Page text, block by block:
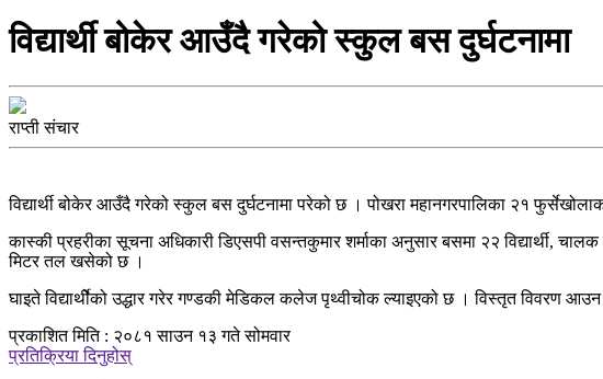
विद्यार्थी बोकेर आउँदै गरेको स्कुल बस दुर्घटनामा
राप्ती संचार
विद्यार्थी बोकेर आउँदै गरेको स्कुल बस दुर्घटनामा परेको छ । पोखरा महानगरपालिका २१
कास्की प्रहरीका सूचना अधिकारी डिएसपी वसन्तकुमार शर्माका अनुसार बसमा २२ विद्यार्थी,
मिटर तल खसेको छ ।
घाइते विद्यार्थीेको उद्धार गरेर गण्डकी मेडिकल कलेज पृथ्वीचोक ल्याइएको छ । विस्तृत विवरण आउन
प्रकाशित मिति : २०८१ साउन १३ गते सोमवार
प्रतिक्रिया दिनुहोस्